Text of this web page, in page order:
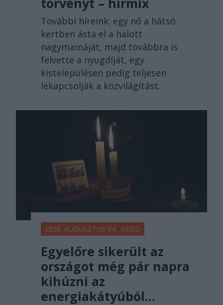
További híreink: egy nő a hátsó
kertben ásta el a halott
nagymamáját, majd továbbra is
felvette a nyugdíját, egy
kistelepülésen pedig teljesen
lekapcsolják a közvilágítást.
2026. AUGUSZTUS 04., KEDD
Egyelőre sikerült az
országot még pár napra
kihúzni az
energiakátyúból…